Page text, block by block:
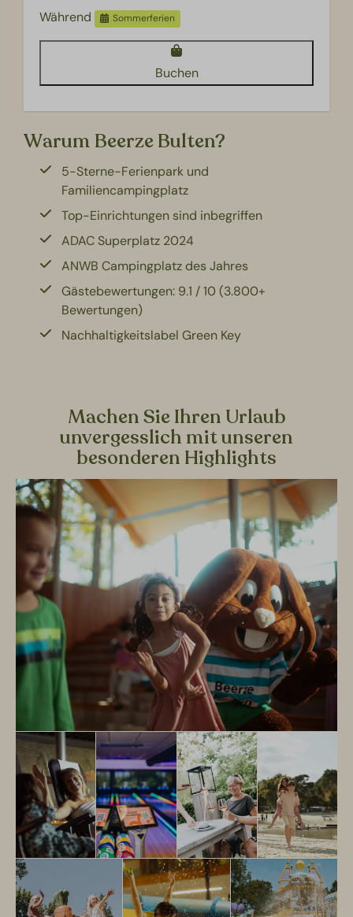
Während
Sommerferien
Buchen
Warum Beerze Bulten?
5-Sterne-Ferienpark und
Familiencampingplatz
Top-Einrichtungen sind inbegriffen
ADAC Superplatz 2024
ANWB Campingplatz des Jahres
Gästebewertungen: 9.1 / 10 (3.800+
Bewertungen)
Nachhaltigkeitslabel Green Key
Machen Sie Ihren Urlaub
unvergesslich mit unseren
besonderen Highlights